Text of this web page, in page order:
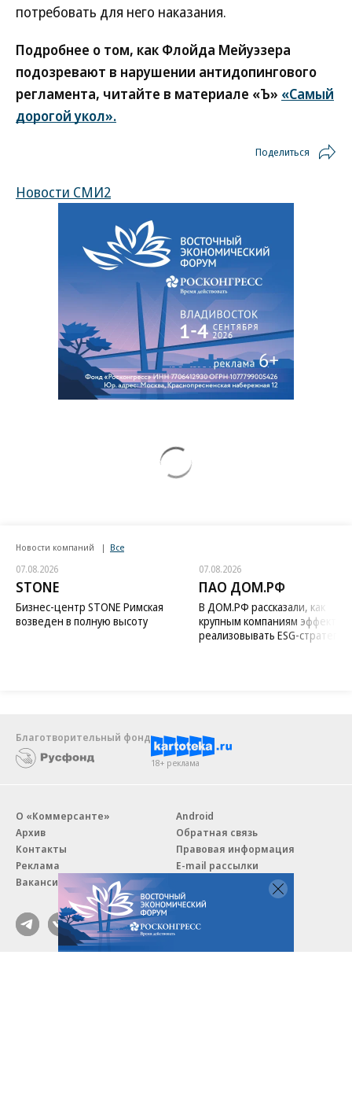
потребовать для него наказания.
Подробнее о том, как Флойда Мейуэзера
подозревают в нарушении антидопингового
регламента, читайте в материале «Ъ» «Самый
дорогой укол».
Поделиться
Новости СМИ2
Новости компаний Все
07.08.2026
STONE
Бизнес-центр STONE Римская
возведен в полную высоту
07.08.2026
ПАО ДОМ.РФ
В ДОМ.РФ рассказали, как
крупным компаниям
реализовывать ESG-стратегию
Благотворительный фонд
18+ реклама
О «Коммерсанте»
Архив
Контакты
Реклама
Вакансии
Android
Обратная связь
Правовая информация
E-mail рассылки